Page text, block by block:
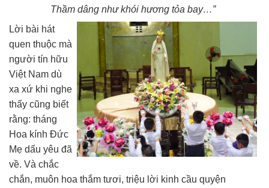
Thầm dâng như khói hương tỏa bay…”
Lời bài hát
quen thuộc mà
người tín hữu
Việt Nam dù
xa xứ khi nghe
thấy cũng biết
rằng: tháng
Hoa kính Đức
Mẹ dấu yêu đã
về. Và chắc
chắn, muôn hoa thắm tươi, triệu lời kinh cầu quyện